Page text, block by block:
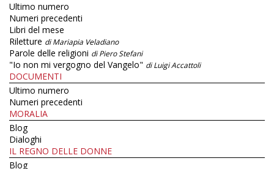
Ultimo numero
Numeri precedenti
Libri del mese
Riletture di Mariapia Veladiano
Parole delle religioni di Piero Stefani
"Io non mi vergogno del Vangelo" di Luigi Accattoli
DOCUMENTI
Ultimo numero
Numeri precedenti
MORALIA
Blog
Dialoghi
IL REGNO DELLE DONNE
Blog